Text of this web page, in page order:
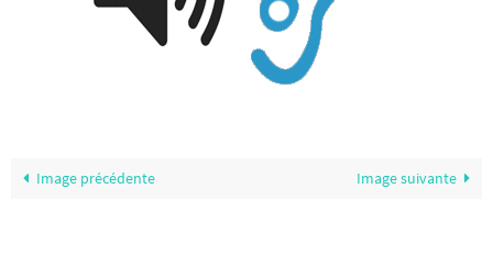
Image précédente Image suivante